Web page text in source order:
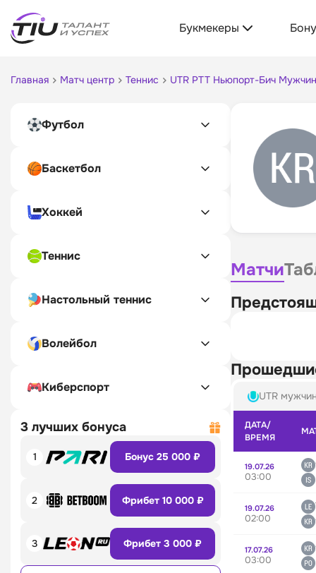
Букмекеры
Главная Матч центр Теннис UTR PTT Ньюпорт-Бич
Футбол
Баскетбол
Хоккей
Теннис
Настольный теннис
Волейбол
Киберспорт
3 лучших бонуса
1 Бонус 25 000 ₽
2 Фрибет 10 000 ₽
3 Фрибет 3 000 ₽
Матчи
UTR
ДАТА/
ВРЕМЯ
19.07.26
03:00
19.07.26
02:00
17.07.26
03:00